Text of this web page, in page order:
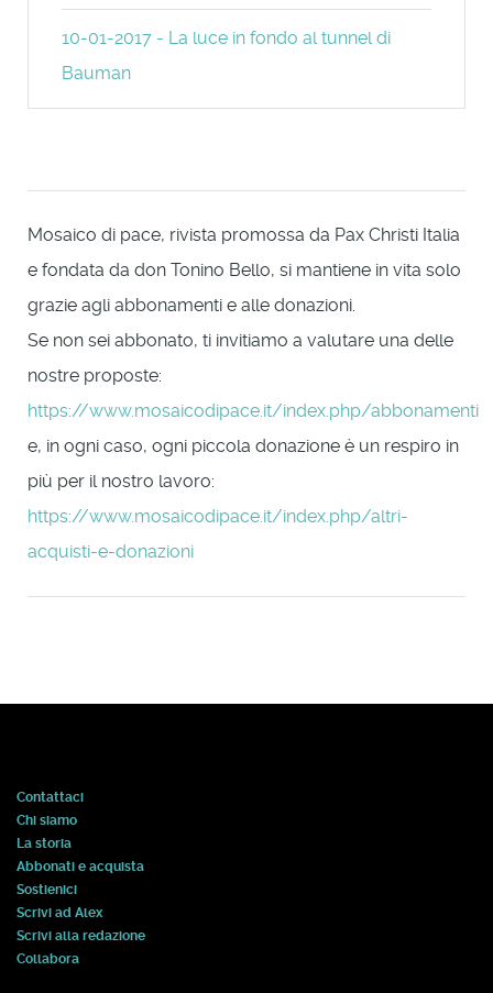
10-01-2017 - La luce in fondo al tunnel di
Bauman
Mosaico di pace, rivista promossa da Pax Christi Italia
e fondata da don Tonino Bello, si mantiene in vita solo
grazie agli abbonamenti e alle donazioni.
Se non sei abbonato, ti invitiamo a valutare una delle
nostre proposte:
https://www.mosaicodipace.it/index.php/abbonamenti
e, in ogni caso, ogni piccola donazione è un respiro in
più per il nostro lavoro:
https://www.mosaicodipace.it/index.php/altri-
acquisti-e-donazioni
Contattaci
Chi siamo
La storia
Abbonati e acquista
Sostienici
Scrivi ad Alex
Scrivi alla redazione
Collabora